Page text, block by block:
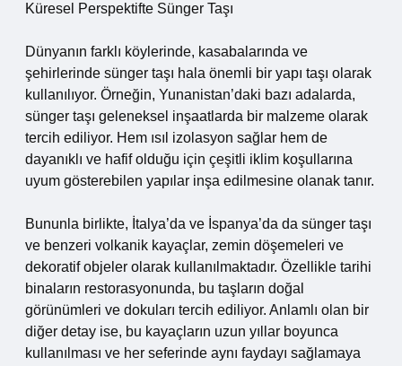
Küresel Perspektifte Sünger Taşı
Dünyanın farklı köylerinde, kasabalarında ve
şehirlerinde sünger taşı hala önemli bir yapı taşı olarak
kullanılıyor. Örneğin, Yunanistan’daki bazı adalarda,
sünger taşı geleneksel inşaatlarda bir malzeme olarak
tercih ediliyor. Hem ısıl izolasyon sağlar hem de
dayanıklı ve hafif olduğu için çeşitli iklim koşullarına
uyum gösterebilen yapılar inşa edilmesine olanak tanır.
Bununla birlikte, İtalya’da ve İspanya’da da sünger taşı
ve benzeri volkanik kayaçlar, zemin döşemeleri ve
dekoratif objeler olarak kullanılmaktadır. Özellikle tarihi
binaların restorasyonunda, bu taşların doğal
görünümleri ve dokuları tercih ediliyor. Anlamlı olan bir
diğer detay ise, bu kayaçların uzun yıllar boyunca
kullanılması ve her seferinde aynı faydayı sağlamaya